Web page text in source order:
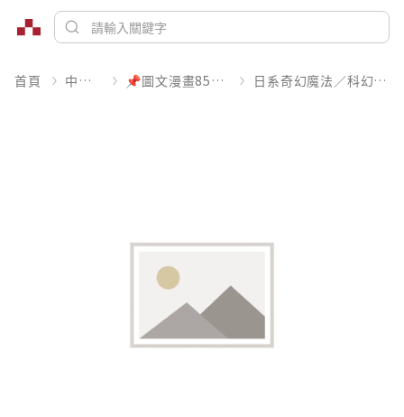
首頁 中文書 📌圖文漫畫85折起 日系奇幻魔法／科幻冒險